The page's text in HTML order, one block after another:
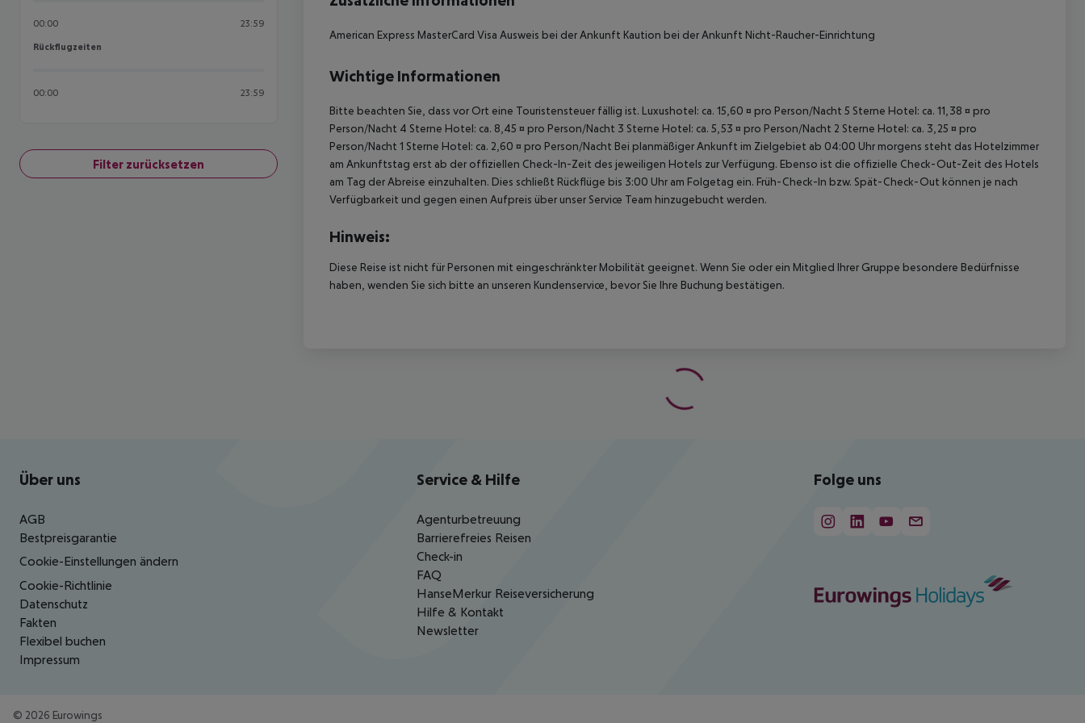
00:00 23:59
Rückflugzeiten
Rückflugzeiten
00:00 23:59
Filter zurücksetzen
American Express MasterCard Visa Ausweis bei der Ankunft Kaution bei der Ankunft Nicht-Raucher-Einrichtung
Wichtige Informationen
Bitte beachten Sie, dass vor Ort eine Touristensteuer fällig ist. Luxushotel: ca. 15,60 ¤ pro Person/Nacht 5 Sterne Hotel: ca. 11,38 ¤ pro
Person/Nacht 4 Sterne Hotel: ca. 8,45 ¤ pro Person/Nacht 3 Sterne Hotel: ca. 5,53 ¤ pro Person/Nacht 2 Sterne Hotel: ca. 3,25 ¤ pro
Person/Nacht 1 Sterne Hotel: ca. 2,60 ¤ pro Person/Nacht Bei planmäßiger Ankunft im Zielgebiet ab 04:00 Uhr morgens steht das Hotelzimmer
am Ankunftstag erst ab der offiziellen Check-In-Zeit des jeweiligen Hotels zur Verfügung. Ebenso ist die offizielle Check-Out-Zeit des Hotels
am Tag der Abreise einzuhalten. Dies schließt Rückflüge bis 3:00 Uhr am Folgetag ein. Früh-Check-In bzw. Spät-Check-Out können je nach
Verfügbarkeit und gegen einen Aufpreis über unser Service Team hinzugebucht werden.
Hinweis:
Diese Reise ist nicht für Personen mit eingeschränkter Mobilität geeignet. Wenn Sie oder ein Mitglied Ihrer Gruppe besondere Bedürfnisse
haben, wenden Sie sich bitte an unseren Kundenservice, bevor Sie Ihre Buchung bestätigen.
Footer navigation
Über uns
AGB
Bestpreisgarantie
Cookie-Einstellungen ändern
Cookie-Richtlinie
Datenschutz
Fakten
Flexibel buchen
Impressum
Service & Hilfe
Agenturbetreuung
Barrierefreies Reisen
Check-in
FAQ
HanseMerkur Reiseversicherung
Hilfe & Kontakt
Newsletter
Folge uns
© 2026 Eurowings